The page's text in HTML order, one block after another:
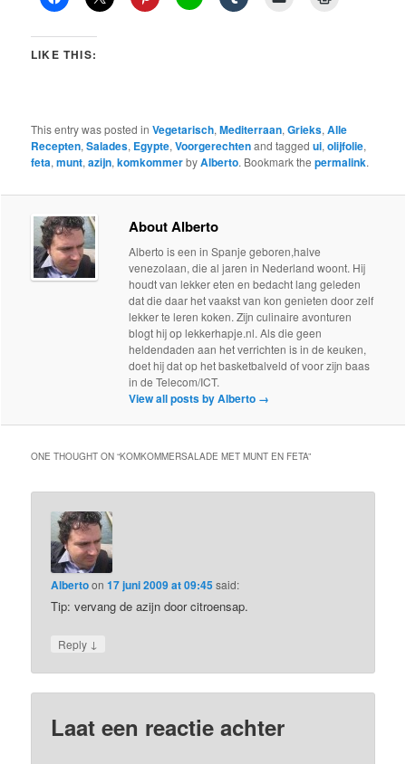
LIKE THIS:
This entry was posted inVegetarisch,Mediterraan,Grieks,Alle
Recepten,Salades, Egypte,Voorgerechtenand taggedui,olijfolie,
feta,munt,azijn,komkommerbyAlberto. Bookmark thepermalink.
About Alberto
Alberto is een in Spanje geboren,halve
venezolaan, die al jaren in Nederland woont. Hij
houdt van lekker eten en bedacht lang geleden
dat die daar het vaakst van kon genieten door zelf
lekker te leren koken. Zijn culinaire avonturen
blogt hij op lekkerhapje.nl. Als die geen
heldendaden aan het verrichten is in de keuken,
doet hij dat op het basketbalveld of voor zijn baas
in de Telecom/ICT.
View all posts by Alberto →
ONE THOUGHT ON “KOMKOMMERSALADE MET MUNT EN FETA”
Albertoon17 juni 2009 at 09:45said:
Tip: vervang de azijn door citroensap.
Reply ↓
Laat een reactie achter